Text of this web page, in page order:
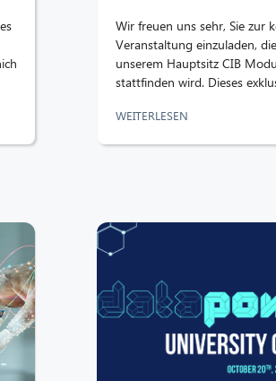
Wir freuen uns sehr, Sie zur
Veranstaltung einzuladen,
unserem Hauptsitz CIB
stattfinden wird. Dieses
WEITERLESEN